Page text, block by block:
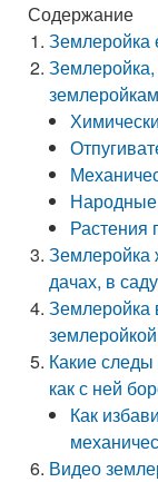
Содержание
Землеройка
Землеройка,
Растения
Землеройка
дачах, в
Землеройка
землеройкой
Какие
как с ней
Как
Видео